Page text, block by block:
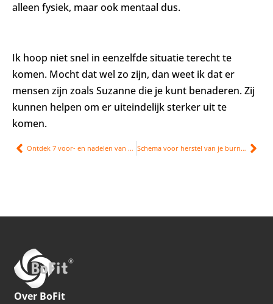
alleen fysiek, maar ook mentaal dus.
Ik hoop niet snel in eenzelfde situatie terecht te
komen. Mocht dat wel zo zijn, dan weet ik dat er
mensen zijn zoals Suzanne die je kunt benaderen. Zij
kunnen helpen om er uiteindelijk sterker uit te
komen.
Ontdek 7 voor- en nadelen van natuurcoaching Schema voor herstel van je burn-out
Over BoFit